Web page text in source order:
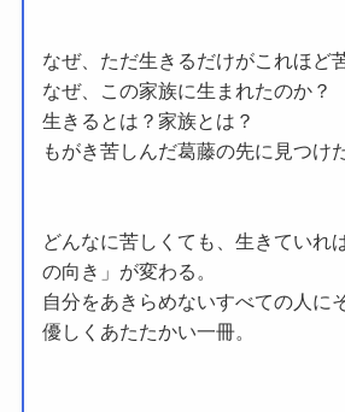
なぜ、ただ生きるだけがこれほど
なぜ、この家族に生まれたのか？
生きるとは？家族とは？
もがき苦しんだ葛藤の先に見つけ
どんなに苦しくても、生きていれ
の向き」が変わる。
自分をあきらめないすべての人に
優しくあたたかい一冊。